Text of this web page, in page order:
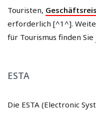
Touristen,
erforderlich [^1^].
für Tourismus finden Sie
ESTA
Die ESTA (Electronic